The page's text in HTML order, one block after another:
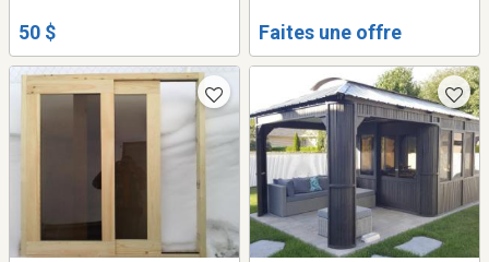
50 $ Faites une offre